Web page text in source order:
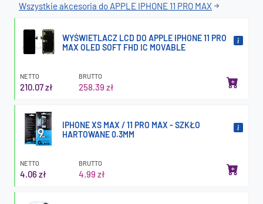
Wszystkie akcesoria do APPLE IPHONE 11 PRO MAX
WYŚWIETLACZ LCD DO APPLE IPHONE 11 PRO
MAX OLED SOFT FHD IC MOVABLE
NETTO
210.07 zł
BRUTTO
258.39 zł
IPHONE XS MAX / 11 PRO MAX - SZKŁO
HARTOWANE 0.3MM
NETTO
4.06 zł
BRUTTO
4.99 zł